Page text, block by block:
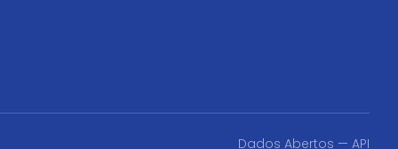
Dados Abertos — API